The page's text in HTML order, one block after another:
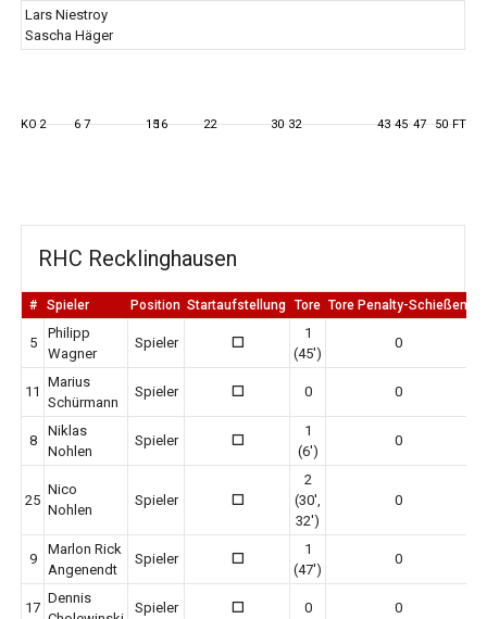
Lars Niestroy
Sascha Häger
KO2 67 1516 22 30 32 43 45 47 50 FT
RHC Recklinghausen
# Spieler Position Startaufstellung Tore Tore Penalty-Schießen
5
Philipp
Wagner
Spieler 0
1
(45')
0
11
Marius
Schürmann
Spieler 0 0 0
8
Niklas
Nohlen
Spieler 0
1
(6')
0
25
Nico
Nohlen
Spieler 0
2
(30',
32')
0
9
Marlon Rick
Angenendt
Spieler 0
1
(47')
0
17
Dennis
Spieler 0 0 0